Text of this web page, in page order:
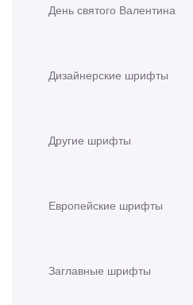
День святого Валентина
Дизайнерские шрифты
Другие шрифты
Европейские шрифты
Заглавные шрифты